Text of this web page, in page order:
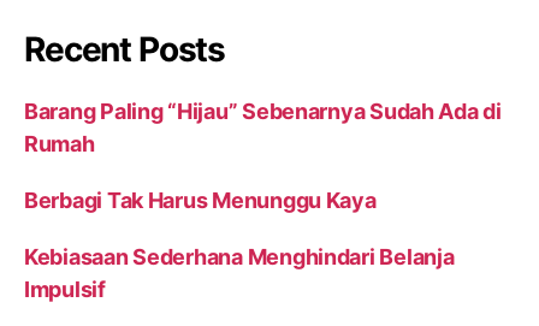
Recent Posts
Barang Paling “Hijau” Sebenarnya Sudah Ada di
Rumah
Berbagi Tak Harus Menunggu Kaya
Kebiasaan Sederhana Menghindari Belanja
Impulsif